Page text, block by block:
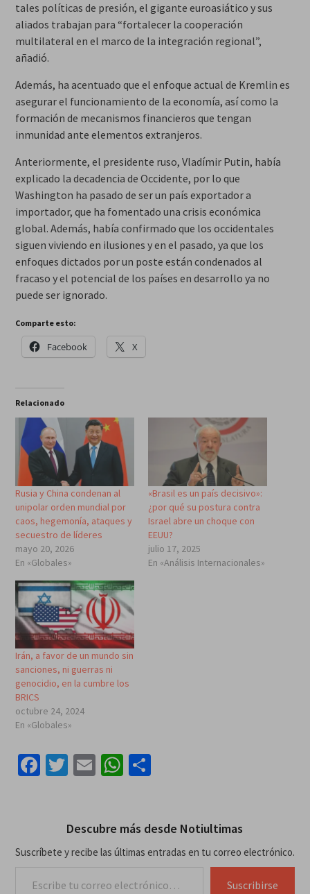
tales políticas de presión, el gigante euroasiático y sus
aliados trabajan para “fortalecer la cooperación
multilateral en el marco de la integración regional”,
añadió.
Además, ha acentuado que el enfoque actual de Kremlin es
asegurar el funcionamiento de la economía, así como la
formación de mecanismos financieros que tengan
inmunidad ante elementos extranjeros.
Anteriormente, el presidente ruso, Vladímir Putin, había
explicado la decadencia de Occidente, por lo que
Washington ha pasado de ser un país exportador a
importador, que ha fomentado una crisis económica
global. Además, había confirmado que los occidentales
siguen viviendo en ilusiones y en el pasado, ya que los
enfoques dictados por un poste están condenados al
fracaso y el potencial de los países en desarrollo ya no
puede ser ignorado.
Comparte esto:
Facebook X
Relacionado
Rusia y China condenan al
unipolar orden mundial por
caos, hegemonía, ataques y
secuestro de líderes
mayo 20, 2026
En «Globales»
«Brasil es un país decisivo»:
¿por qué su postura contra
Israel abre un choque con
EEUU?
julio 17, 2025
En «Análisis Internacionales»
Irán, a favor de un mundo sin
sanciones, ni guerras ni
genocidio, en la cumbre los
BRICS
octubre 24, 2024
En «Globales»
Facebook
Twitter
EmailWhatsApp
Compartir
Descubre más desde Notiultimas
Suscríbete y recibe las últimas entradas en tu correo electrónico.
Suscribirse